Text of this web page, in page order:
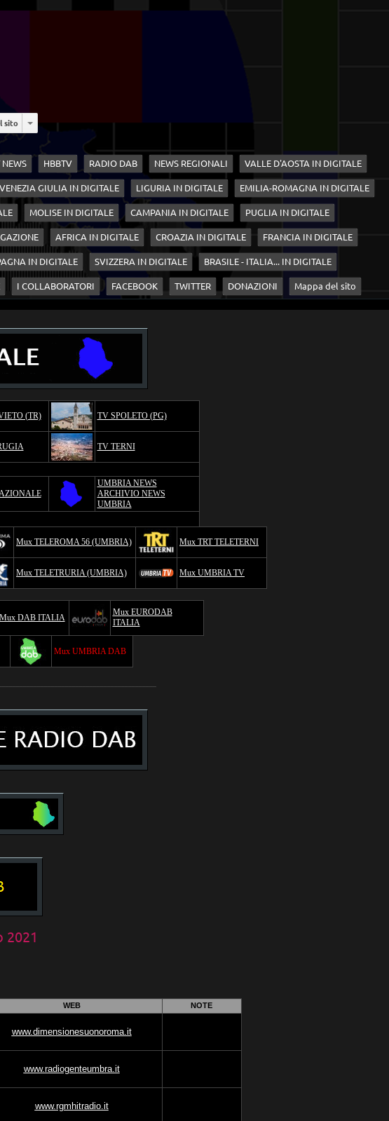
sito
HBBTV RADIO DAB NEWS REGIONALI VALLE D'AOSTA IN DIGITALE
GIULIA IN DIGITALE LIGURIA IN DIGITALE EMILIA-ROMAGNA IN DIGITALE
MOLISE IN DIGITALE CAMPANIA IN DIGITALE PUGLIA IN DIGITALE
AFRICA IN DIGITALE CROAZIA IN DIGITALE FRANCIA IN DIGITALE
IN DIGITALE SVIZZERA IN DIGITALE BRASILE - ITALIA... IN DIGITALE
I COLLABORATORI FACEBOOK TWITTER DONAZIONI Mappa del sito
(TR) TV SPOLETO (PG)
TV TERNI
UMBRIA NEWS
ARCHIVIO NEWS
UMBRIA
Mux TELEROMA 56 (UMBRIA) Mux TRT TELETERNI
Mux TELETRURIA (UMBRIA) Mux UMBRIA TV
Mux DAB ITALIA
Mux EURODAB
ITALIA
Mux UMBRIA DAB
2021
WEB NOTE
www.dimensionesuonoroma.it
www.radiogenteumbra.it
www.rgmhitradio.it